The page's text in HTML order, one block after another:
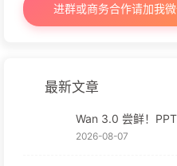
进群或商务合作请加我
最新文章
Wan 3.0 尝鲜！
2026-08-07